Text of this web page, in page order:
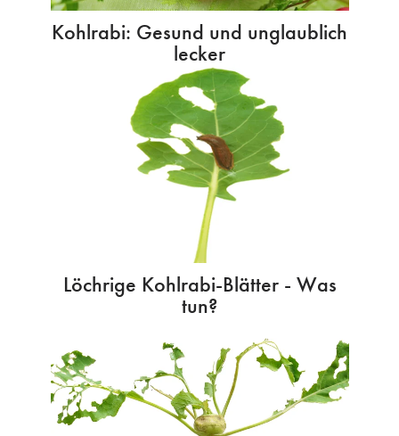
Kohlrabi: Gesund und unglaublich
lecker
Löchrige Kohlrabi-Blätter - Was
tun?